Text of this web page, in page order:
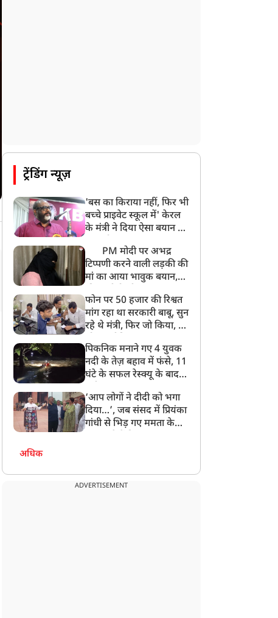
ट्रेंडिंग न्यूज़
'बस का किराया नहीं, फिर भी
बच्चे प्राइवेट स्कूल में' केरल
के मंत्री ने दिया ऐसा बयान की
PM मोदी पर अभद्र
टिप्पणी करने वाली लड़की की
मां का आया भावुक बयान,
बेटी को गोद लें प्रधानमंत्री
फोन पर 50 हजार की रिश्वत
मांग रहा था सरकारी बाबू, सुन
रहे थे मंत्री, फिर जो किया, वो
पिकनिक मनाने गए 4 युवक
नदी के तेज़ बहाव में फंसे, 11
घंटे के सफल रेस्क्यू के बाद
‘आप लोगों ने दीदी को भगा
दिया…’, जब संसद में प्रियंका
गांधी से भिड़ गए ममता के
अधिक
ADVERTISEMENT